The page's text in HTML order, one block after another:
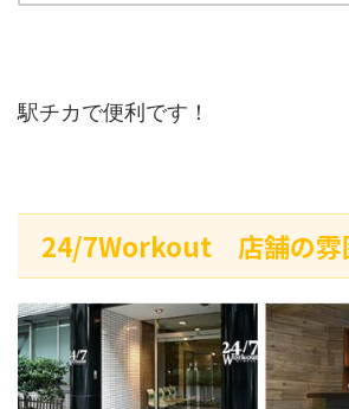
駅チカで便利です！
24/7Workout 店舗の雰